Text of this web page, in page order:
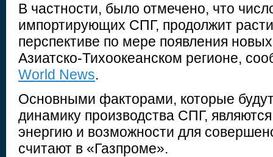
В частности, было отмечено, что
импортирующих СПГ, продолжит
перспективе по мере появления
Азиатско-Тихоокеанском регионе,
World News.
Основными факторами, которые
динамику производства СПГ,
энергию и возможности для
считают в «Газпроме».